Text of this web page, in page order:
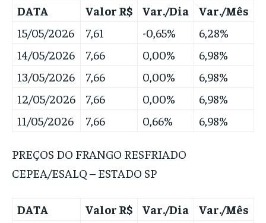
DATA Valor R$ Var./Dia
Var./Mês
15/05/2026
7,61 -0,65%
6,28%
14/05/2026
7,66 0,00%
6,98%
13/05/2026
7,66 0,00%
6,98%
12/05/2026
7,66 0,00%
6,98%
11/05/2026
7,66 0,66% 6,98%
PREÇOS DO FRANGO RESFRIADO
CEPEA/ESALQ – ESTADO SP
DATA Valor R$ Var./Dia
Var./Mês